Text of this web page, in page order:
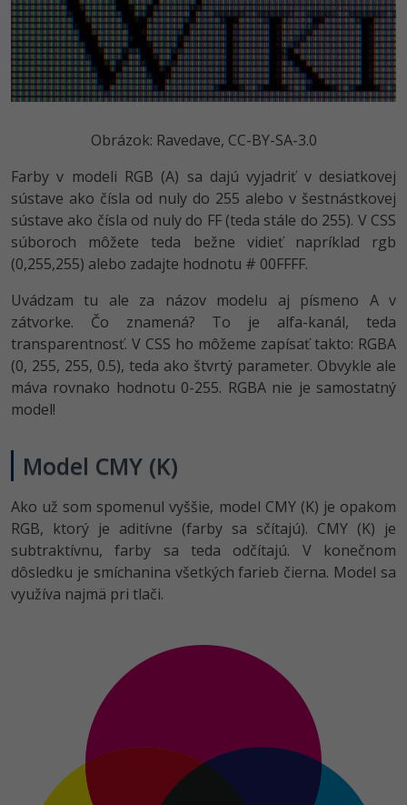
Obrázok: Ravedave, CC-BY-SA-3.0
Farby v modeli RGB (A) sa dajú vyjadriť v desiatkovej
sústave ako čísla od nuly do 255 alebo v šestnástkovej
sústave ako čísla od nuly do FF (teda stále do 255). V CSS
súboroch môžete teda bežne vidieť napríklad rgb
(0,255,255) alebo zadajte hodnotu # 00FFFF.
Uvádzam tu ale za názov modelu aj písmeno A v
zátvorke. Čo znamená? To je alfa-kanál, teda
transparentnosť. V CSS ho môžeme zapísať takto: RGBA
(0, 255, 255, 0.5), teda ako štvrtý parameter. Obvykle ale
máva rovnako hodnotu 0-255. RGBA nie je samostatný
model!
Model CMY (K)
Ako už som spomenul vyššie, model CMY (K) je opakom
RGB, ktorý je aditívne (farby sa sčítajú). CMY (K) je
subtraktívnu, farby sa teda odčítajú. V konečnom
dôsledku je smíchanina všetkých farieb čierna. Model sa
využíva najmä pri tlači.